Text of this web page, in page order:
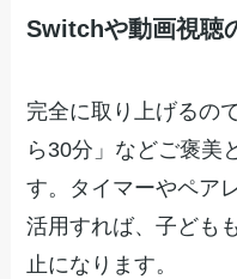
Switchや動画視聴
完全に取り上げるの
ら30分」などご褒美
す。タイマーやペア
活用すれば、子ども
止になります。